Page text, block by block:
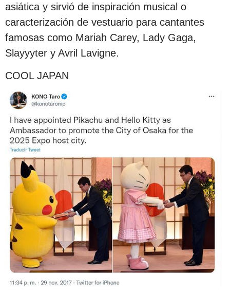
asiática y sirvió de inspiración musical o
caracterización de vestuario para cantantes
famosas como Mariah Carey, Lady Gaga,
Slayyyter y Avril Lavigne.
COOL JAPAN